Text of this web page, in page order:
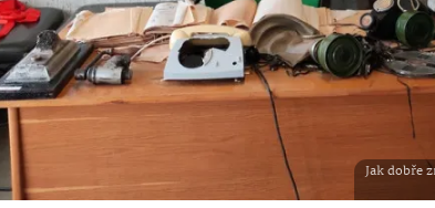
Jak dobře